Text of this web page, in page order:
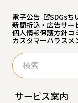
電子公告 SDGsち
新聞折込・広告サー
個人情報保護方針コ
カスタマーハラスメ
検
索:
サービス案内